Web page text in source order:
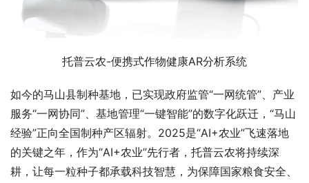
托普云农-便携式作物健康AR分析系统
如今的马山县制种基地，已实现政府监管“一网统管”、产业
服务“一网协同”、基地管理“一键智能”的数字化跃迁，“马山
经验”正向全国制种产区辐射。2025是“AI+农业”飞速落地
的关键之年，作为“AI+农业”先行者，托普云农将持续深
耕，让每一粒种子都承载科技智慧，为保障国家粮食安全、